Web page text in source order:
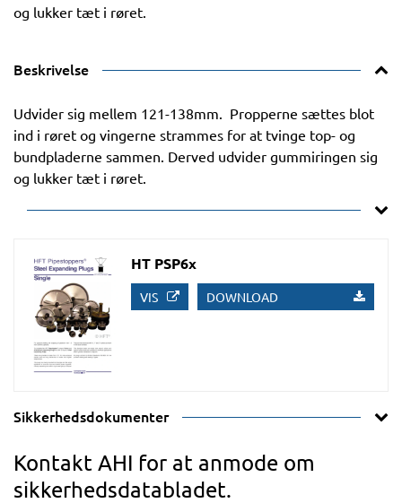
og lukker tæt i røret.
Beskrivelse
Udvider sig mellem 121-138mm. Propperne sættes blot
ind i røret og vingerne strammes for at tvinge top- og
bundpladerne sammen. Derved udvider gummiringen sig
og lukker tæt i røret.
HT PSP6x
VIS DOWNLOAD
Sikkerhedsdokumenter
Kontakt AHI for at anmode om
sikkerhedsdatabladet.